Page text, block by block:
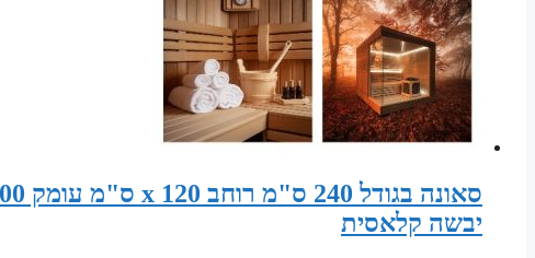
יבשה קלאסית